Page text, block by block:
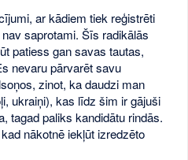
ar kādiem tiek reģistrēti
saprotami. Šīs radikālās
patiess gan savas tautas,
nevaru pārvarēt savu
zinot, ka daudzi man
ukraiņi), kas līdz šim ir gājuši
tagad paliks kandidātu rindās.
nākotnē iekļūt izredzēto